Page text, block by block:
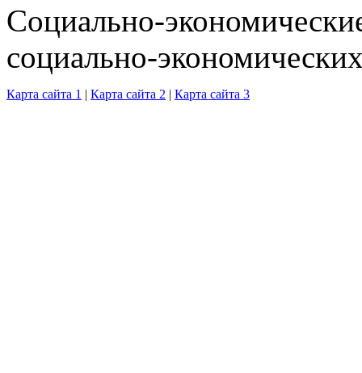
Cоциально-
социально-
Карта сайта 1 | Карта сайта 2 | Карта сайта 3